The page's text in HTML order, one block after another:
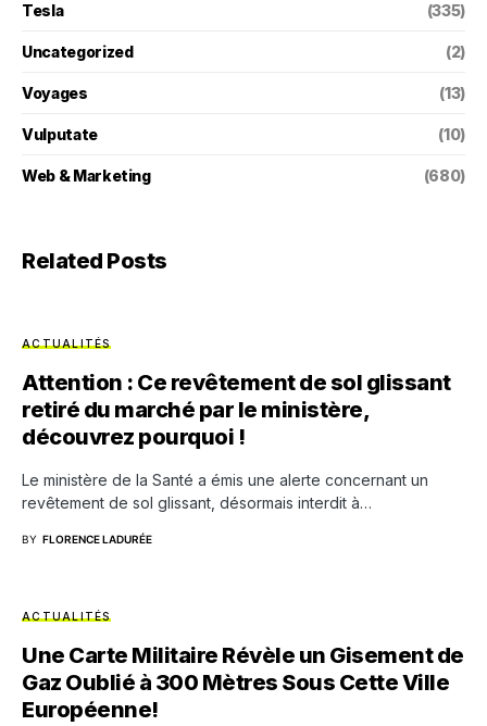
Tesla (335)
Uncategorized (2)
Voyages (13)
Vulputate (10)
Web & Marketing (680)
Related Posts
ACTUALITÉS
Attention : Ce revêtement de sol glissant
retiré du marché par le ministère,
découvrez pourquoi !
Le ministère de la Santé a émis une alerte concernant un
revêtement de sol glissant, désormais interdit à…
BY FLORENCE LADURÉE
ACTUALITÉS
Une Carte Militaire Révèle un Gisement de
Gaz Oublié à 300 Mètres Sous Cette Ville
Européenne!